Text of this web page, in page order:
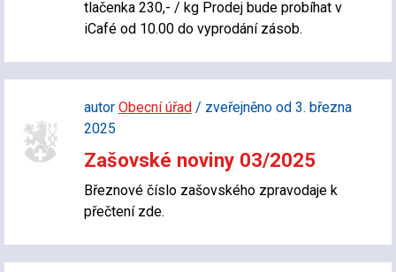
tlačenka 230,- / kg Prodej bude probíhat v
iCafé od 10.00 do vyprodání zásob.
autor Obecní úřad/ zveřejněno od 3. března
2025
Zašovské noviny 03/2025
Březnové číslo zašovského zpravodaje k
přečtení zde.